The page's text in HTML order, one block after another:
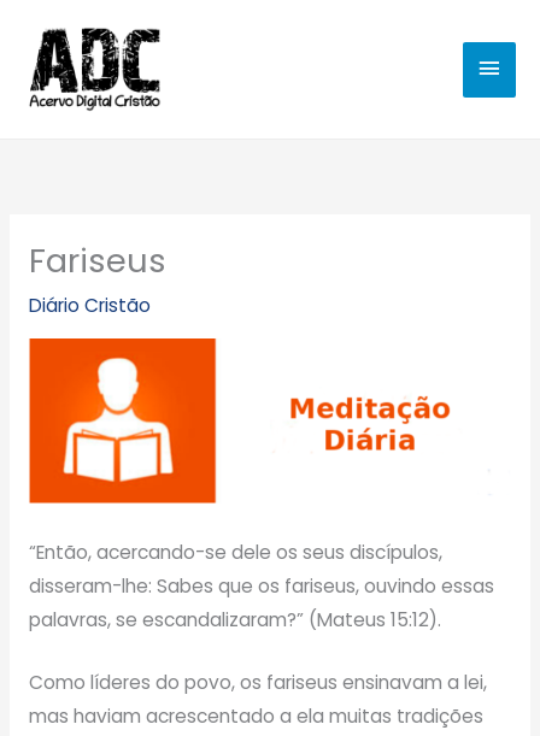
para
conteúdo
Fariseus
Diário Cristão
“Então, acercando-se dele os seus discípulos,
disseram-lhe: Sabes que os fariseus, ouvindo essas
palavras, se escandalizaram?” (Mateus 15:12).
Como líderes do povo, os fariseus ensinavam a lei,
mas haviam acrescentado a ela muitas tradições